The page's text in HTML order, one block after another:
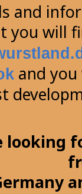
and
you will
and
looking